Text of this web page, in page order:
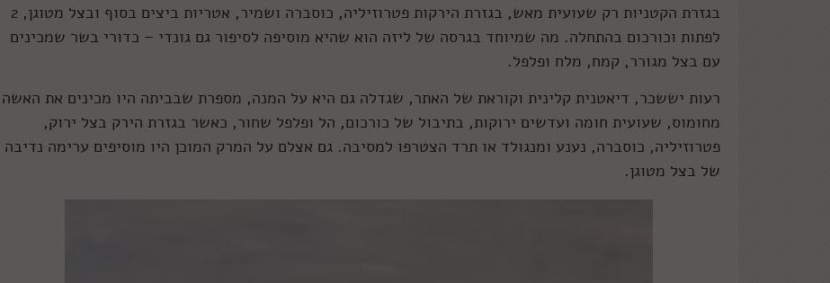
בגזרת הקטניות רק שעועית מאש, בגזרת הירקות פטרוזיליה, כוסברה ושמיר, אטריות ביצים בסוף ובצל מטוגן, 2
לפתות וכורכום בהתחלה. מה שמיוחד בגרסה של ליזה הוא שהיא מוסיפה לסיפור גם גונדי – כדורי בשר שמכינים
עם בצל מגורר, קמח, מלח ופלפל.
רעות יששכר, דיאטנית קלינית וקוראת של האתר, שגדלה גם היא על המנה, מספרת שבביתה היו מכינים את האשה
מחומוס, שעועית חומה ועדשים ירוקות, בתיבול של כורכום, הל ופלפל שחור, כאשר בגזרת הירק בצל ירוק,
פטרוזיליה, כוסברה, נענע ומנגולד או תרד הצטרפו למסיבה. גם אצלם על המרק המוכן היו מוסיפים ערימה נדיבה
של בצל מטוגן.